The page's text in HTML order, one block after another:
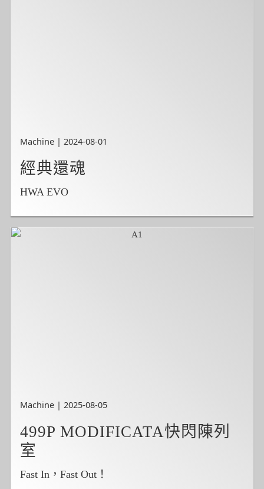
Machine | 2024-08-01
經典還魂
HWA EVO
Machine | 2025-08-05
499P MODIFICATA快閃陳列
室
Fast In，Fast Out！